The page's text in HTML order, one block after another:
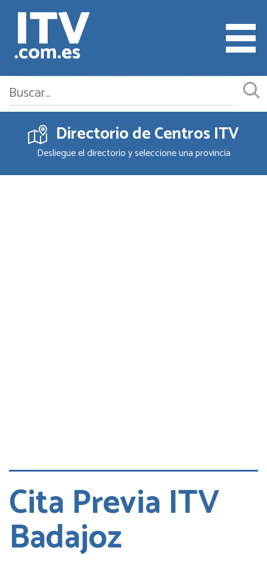
Cita ITV
Cambiar o Anular Cita
Directorio de Centros ITV
Desliegue el directorio y seleccione una provincia
Cita Previa ITV
Badajoz